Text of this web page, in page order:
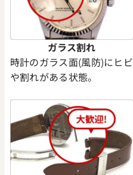
パワーウニコ GMT
格
合わせください
ガラス割れ
時計のガラス面(風防)にヒビ
や割れがある状態。